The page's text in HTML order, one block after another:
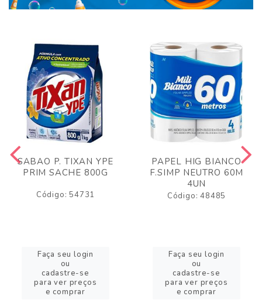
SABAO P. TIXAN YPE
PRIM SACHE 800G
Código: 54731
Faça seu login
ou
cadastre-se
para ver preços
e comprar
PAPEL HIG BIANCO
F.SIMP NEUTRO 60M
4UN
Código: 48485
Faça seu login
ou
cadastre-se
para ver preços
e comprar